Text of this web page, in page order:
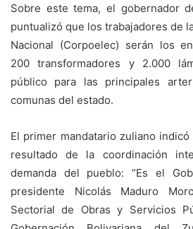
Sobre este tema, el gobernador
puntualizó que los trabajadores de
Nacional (Corpoelec) serán los
200 transformadores y 2.000
público para las principales
comunas del estado.
El primer mandatario zuliano
resultado de la coordinación
demanda del pueblo: “Es el
presidente Nicolás Maduro
Sectorial de Obras y Servicios